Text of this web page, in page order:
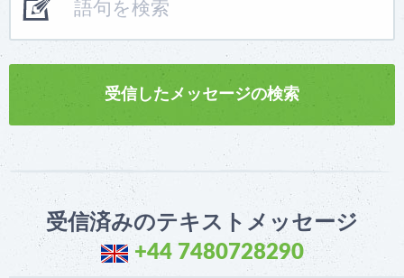
受信済みのテキストメッセージ
+44 7480728290